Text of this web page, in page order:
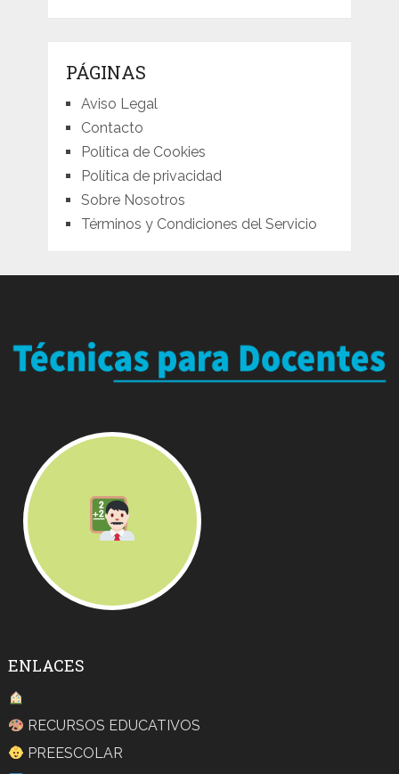
PÁGINAS
Aviso Legal
Contacto
Política de Cookies
Política de privacidad
Sobre Nosotros
Términos y Condiciones del Servicio
ENLACES
RECURSOS EDUCATIVOS
PREESCOLAR